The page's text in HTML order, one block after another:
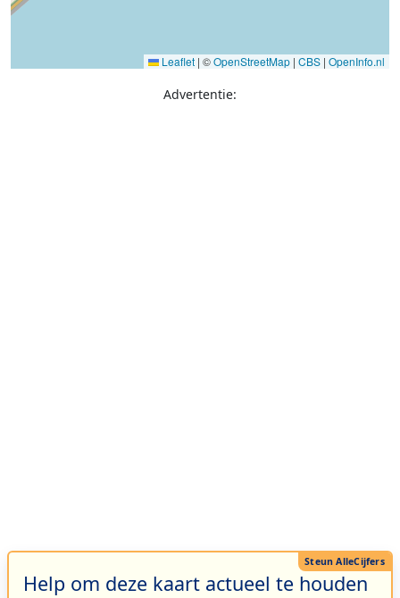
Leaflet | ©OpenStreetMap | CBS | OpenInfo.nl
Advertentie:
Help om deze kaart actueel te houden